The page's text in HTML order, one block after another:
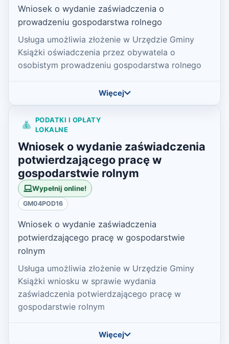
Wniosek o wydanie zaświadczenia o
prowadzeniu gospodarstwa rolnego
Usługa umożliwia złożenie w Urzędzie Gminy
Książki oświadczenia przez obywatela o
osobistym prowadzeniu gospodarstwa rolnego
Więcej
PODATKI I OPŁATY
LOKALNE
Wniosek o wydanie zaświadczenia
potwierdzającego pracę w
gospodarstwie rolnym
Wypełnij online!
GM04POD16
Wniosek o wydanie zaświadczenia
potwierdzającego pracę w gospodarstwie
rolnym
Usługa umożliwia złożenie w Urzędzie Gminy
Książki wniosku w sprawie wydania
zaświadczenia potwierdzającego pracę w
gospodarstwie rolnym
Więcej